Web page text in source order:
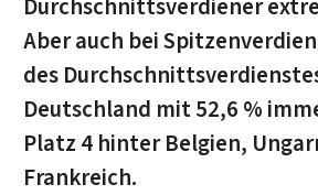
Durchschnittsverdiener
Aber auch bei
des
Deutschland mit 52,6 %
Platz 4 hinter Belgien,
Frankreich.